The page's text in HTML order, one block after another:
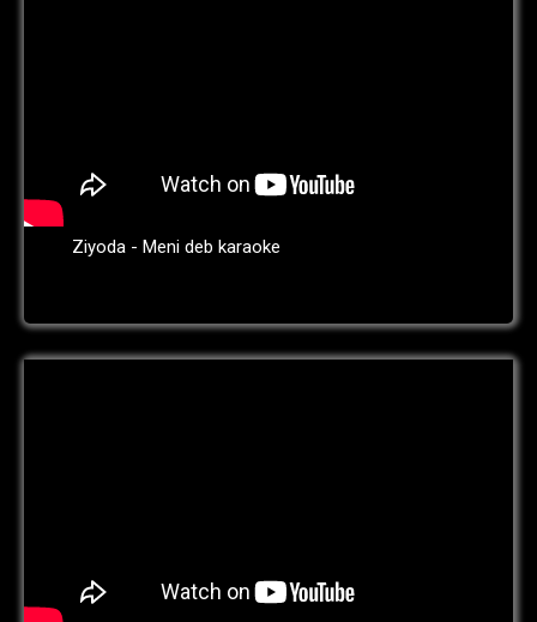
Ziyoda - Meni deb karaoke